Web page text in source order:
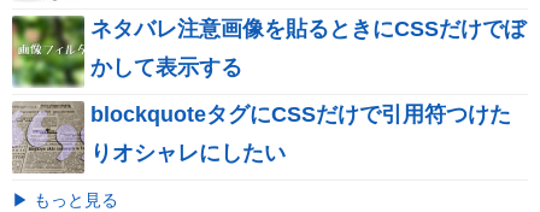
ネタバレ注意画像を貼るときにCSSだけでぼ
かして表示する
blockquoteタグにCSSだけで引用符つけた
りオシャレにしたい
▶ もっと見る